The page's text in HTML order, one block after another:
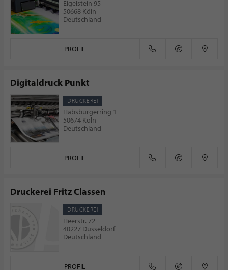
Eigelstein 95
50668 Köln
Deutschland
PROFIL
Digitaldruck Punkt
DRUCKEREI
Habsburgerring 1
50674 Köln
Deutschland
PROFIL
Druckerei Fritz Classen
DRUCKEREI
Heerstr. 72
40227 Düsseldorf
Deutschland
PROFIL